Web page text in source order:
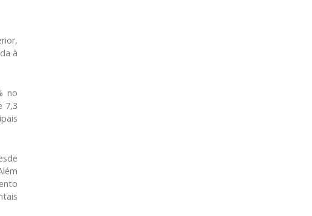
à
no
7,3